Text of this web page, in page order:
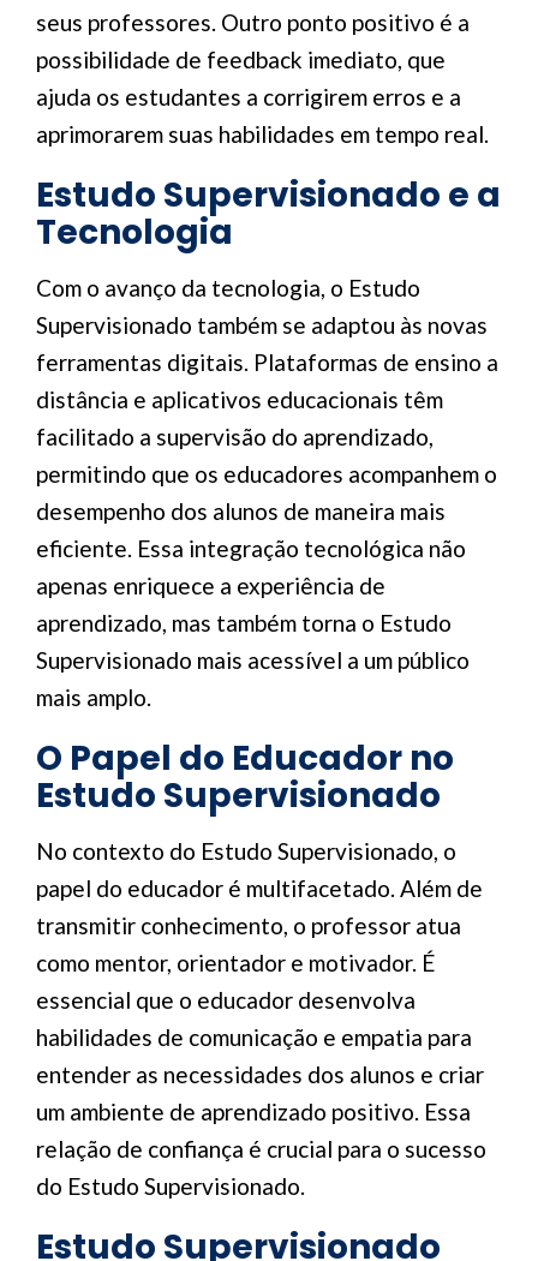
seus professores. Outro ponto positivo é a
possibilidade de feedback imediato, que
ajuda os estudantes a corrigirem erros e a
aprimorarem suas habilidades em tempo real.
Estudo Supervisionado e a
Tecnologia
Com o avanço da tecnologia, o Estudo
Supervisionado também se adaptou às novas
ferramentas digitais. Plataformas de ensino a
distância e aplicativos educacionais têm
facilitado a supervisão do aprendizado,
permitindo que os educadores acompanhem o
desempenho dos alunos de maneira mais
eficiente. Essa integração tecnológica não
apenas enriquece a experiência de
aprendizado, mas também torna o Estudo
Supervisionado mais acessível a um público
mais amplo.
O Papel do Educador no
Estudo Supervisionado
No contexto do Estudo Supervisionado, o
papel do educador é multifacetado. Além de
transmitir conhecimento, o professor atua
como mentor, orientador e motivador. É
essencial que o educador desenvolva
habilidades de comunicação e empatia para
entender as necessidades dos alunos e criar
um ambiente de aprendizado positivo. Essa
relação de confiança é crucial para o sucesso
do Estudo Supervisionado.
Estudo Supervisionado